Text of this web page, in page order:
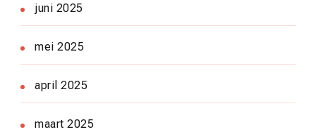
juni 2025
mei 2025
april 2025
maart 2025